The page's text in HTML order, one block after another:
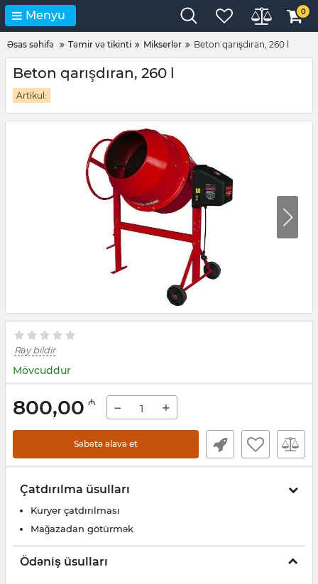
Menyu 0
Əsas səhifə Təmir və tikinti Mikserlər Beton qarışdıran, 260 l
Beton qarışdıran, 260 l
Artikul:
Rəy bildir
Mövcuddur
800,00 ₼ − +
Səbətə əlavə et
Çatdırılma üsulları
Kuryer çatdırılması
Mağazadan götürmək
Ödəniş üsulları